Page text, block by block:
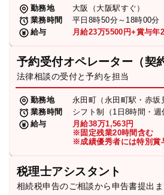
勤務地
大阪（大阪駅すぐ）
業務時間
平日8時50分～18時00分
給与
月給23万5500円+賞与年
予約受付オペレーター（契
法律相談の受付と予約を担当
勤務地
永田町（永田町駅・赤坂
業務時間
シフト制（1日8時間・週
給与
月給38万1,563円
※固定残業20時間含む
※成績優秀者には特別賞
税理士アシスタント
相続税申告のご相談から申告書提出
お知らせ
特設サイト
相談先情報サイト
プライバシーポリシー